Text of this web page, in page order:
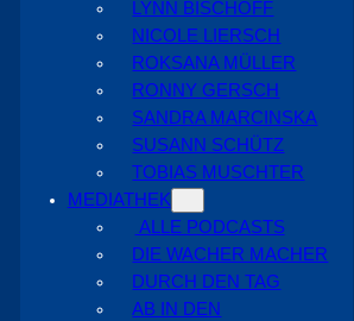
LYNN BISCHOFF
NICOLE LIERSCH
ROKSANA MÜLLER
RONNY GERSCH
SANDRA MARCINSKA
SUSANN SCHÜTZ
TOBIAS MUSCHTER
MEDIATHEK
ALLE PODCASTS
DIE WACHER MACHER
DURCH DEN TAG
AB IN DEN